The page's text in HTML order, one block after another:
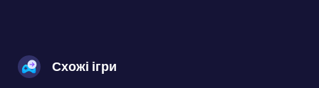
Схожі ігри